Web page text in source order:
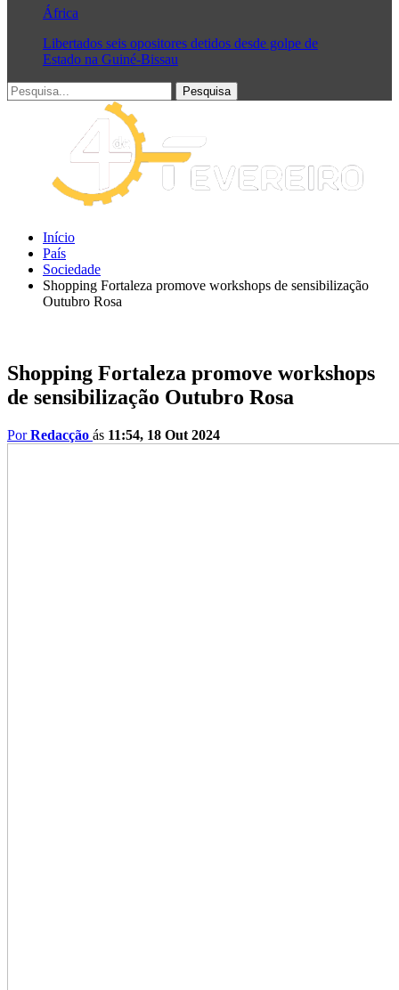
África
Libertados seis opositores detidos desde golpe de
Estado na Guiné-Bissau
Início
País
Sociedade
Shopping Fortaleza promove workshops de sensibilização
Outubro Rosa
Shopping Fortaleza promove workshops
de sensibilização Outubro Rosa
PorRedacção ás 11:54, 18 Out 2024